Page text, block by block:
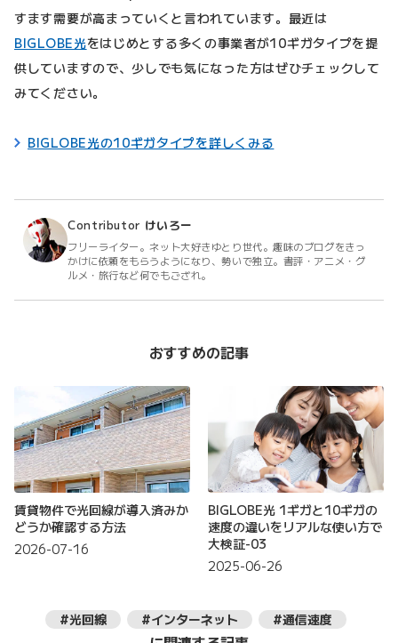
すます需要が高まっていくと言われています。最近は
BIGLOBE光をはじめとする多くの事業者が10ギガタイプを提
供していますので、少しでも気になった方はぜひチェックして
みてください。
BIGLOBE光の10ギガタイプを詳しくみる
Contributor けいろー
フリーライター。ネット大好きゆとり世代。趣味のブログをきっ
かけに依頼をもらうようになり、勢いで独立。書評・アニメ・グ
ルメ・旅行など何でもござれ。
おすすめの記事
賃貸物件で光回線が導入済みか
どうか確認する方法
2026-07-16
BIGLOBE光 1ギガと10ギガの
速度の違いをリアルな使い方で
大検証-03
2025-06-26
#光回線 #インターネット #通信速度